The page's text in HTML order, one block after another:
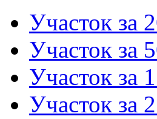
Участок за
Участок за
Участок за
Участок за